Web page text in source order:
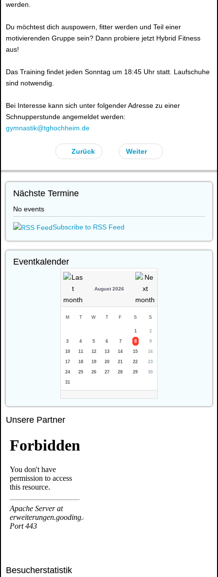
werden.
Du möchtest dich auspowern, fitter werden und Teil einer
motivierenden Gruppe sein? Dann probiere jetzt Hybrid Fitness
aus!
Das Training findet jeden Sonntag um 18:45 Uhr statt. Laufschuhe
sind notwendig.
Bei Interesse kann sich unter folgender Adresse zu einer
Schnupperstunde angemeldet werden:
gymnastik@tghochheim.de
Zurück Weiter
Nächste Termine
No events
Subscribe to RSS Feed
Eventkalender
August 2026
M T W T F S S
1 2
3 4 5 6 7 8 9
10 11 12 13 14 15 16
17 18 19 20 21 22 23
24 25 26 27 28 29 30
31
Unsere Partner
Besucherstatistik